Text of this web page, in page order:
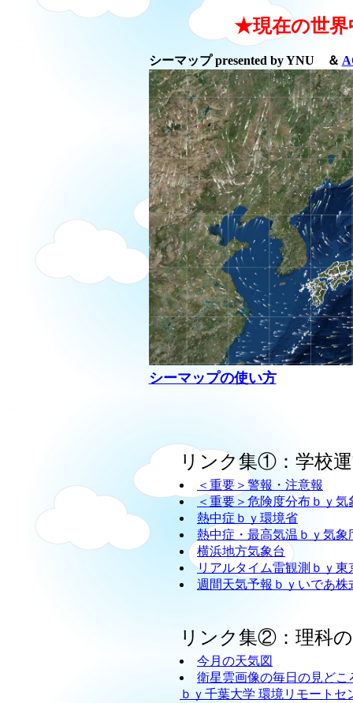
★現在の世界
シーマップ presented by YNU ＆
シーマップの使い方
リンク集①：学校
＜重要＞警報・注意報
＜重要＞危険度分布ｂｙ気
熱中症ｂｙ環境省
熱中症・最高気温ｂｙ気象
横浜地方気象台
リアルタイム雷観測ｂｙ東
週間天気予報ｂｙいであ株
リンク集②：理科
今月の天気図
衛星雲画像の毎日の見どこ
ｂｙ千葉大学 環境リモート